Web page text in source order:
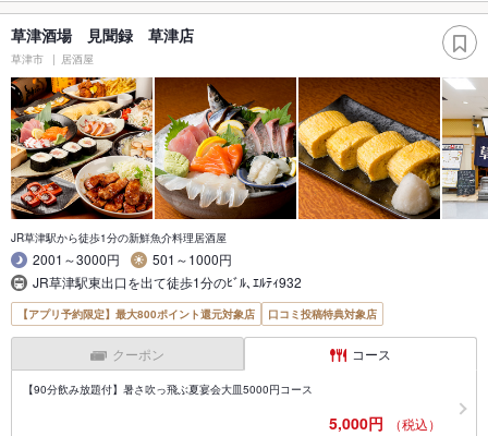
草津酒場 見聞録 草津店
草津市 居酒屋
JR草津駅から徒歩1分の新鮮魚介料理居酒屋
2001～3000円
501～1000円
JR草津駅東出口を出て徒歩1分のﾋﾞﾙ､ｴﾙﾃｨ932
【アプリ予約限定】最大800ポイント還元対象店 口コミ投稿特典対象店
クーポン コース
【90分飲み放題付】暑さ吹っ飛ぶ夏宴会大皿5000円コース
5,000円 （税込）